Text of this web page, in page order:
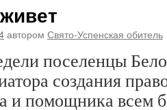
автором Свято-Успенская обитель
поселенцы
создания
и помощника всем